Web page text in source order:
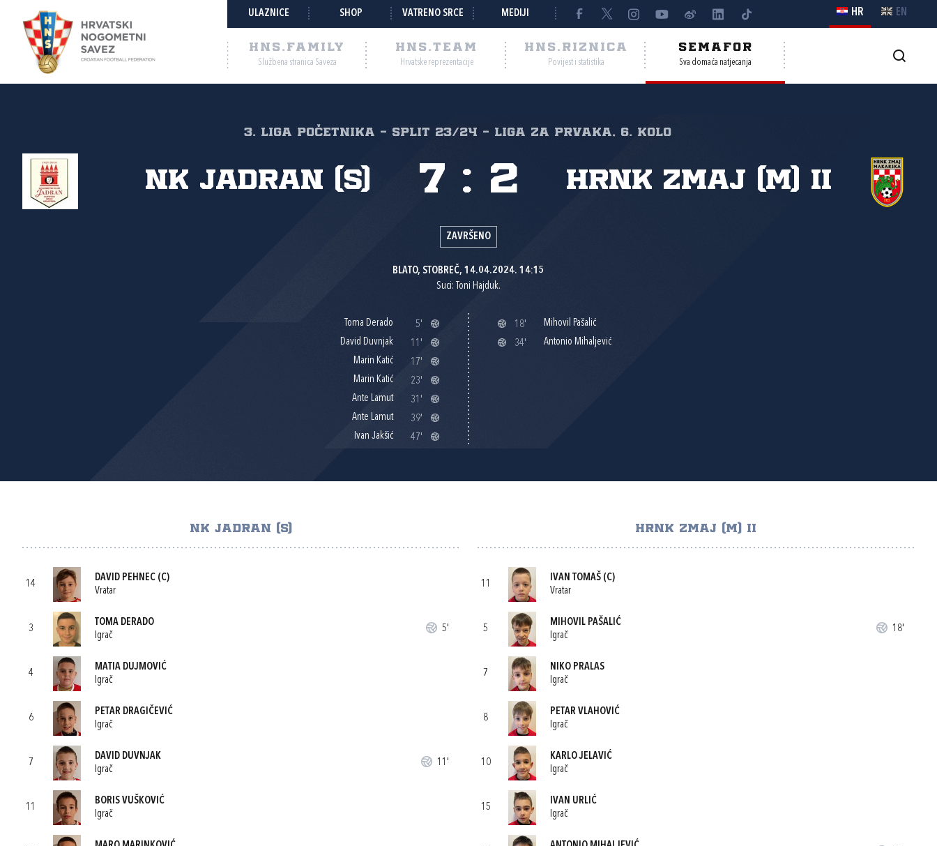
ULAZNICE SHOP VATRENO SRCE MEDIJI HR EN
HNS.FAMILY
Službena stranica Saveza
HNS.TEAM
Hrvatske reprezentacije
HNS.RIZNICA
Povijest i statistika
SEMAFOR
Sva domaća natjecanja
3. liga početnika - Split 23/24 - Liga za prvaka, 6. kolo
NK Jadran (S) HRNK Zmaj (M) II
7 : 2
ZAVRŠENO
BLATO, STOBREČ, 14.04.2024. 14:15
Suci: Toni Hajduk.
Toma Derado
5'
David Duvnjak
11'
Marin Katić
17'
Marin Katić
23'
Ante Lamut
31'
Ante Lamut
39'
Ivan Jakšić
47'
18'
Mihovil Pašalić
34'
Antonio Mihaljević
NK JADRAN (S)
14
DAVID PEHNEC (C)
Vratar
3
TOMA DERADO
Igrač
5'
4
MATIA DUJMOVIĆ
Igrač
6
PETAR DRAGIČEVIĆ
Igrač
7
DAVID DUVNJAK
Igrač
11'
11
BORIS VUŠKOVIĆ
Igrač
HRNK ZMAJ (M) II
11
IVAN TOMAŠ(C)
Vratar
5
MIHOVIL PAŠALIĆ
Igrač
18'
7
NIKO PRALAS
Igrač
8
PETAR VLAHOVIĆ
Igrač
10
KARLO JELAVIĆ
Igrač
15
IVAN URLIĆ
Igrač